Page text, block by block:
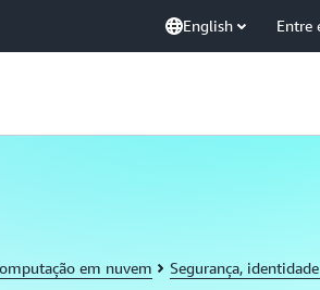
English Entre
em nuvem Segurança,